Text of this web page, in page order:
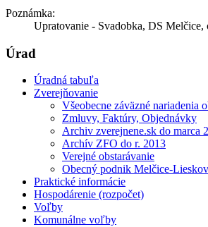
Poznámka:
Upratovanie - Svadobka, DS Melčice,
Úrad
Úradná tabuľa
Zverejňovanie
Všeobecne záväzné nariadenia
Zmluvy, Faktúry, Objednávky
Archiv zverejnene.sk do marca
Archív ZFO do r. 2013
Verejné obstarávanie
Obecný podnik Melčice-
Praktické informácie
Hospodárenie (rozpočet)
Voľby
Komunálne voľby